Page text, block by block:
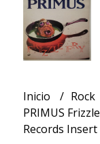
Inicio Rock
PRIMUS
Records Insert